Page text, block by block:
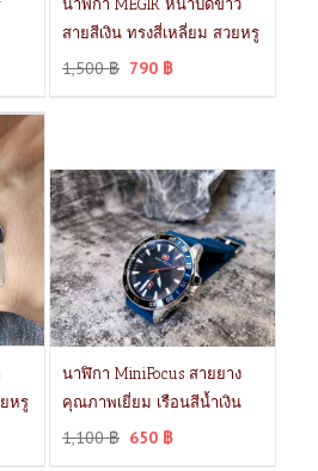
นาฬิกา MEGIR หน้าปัดขาว
สายสีเงิน ทรงสี่เหลี่ยม สวยหรู
1,500฿ 790 ฿
หรู
นาฬิกา MiniFocus สายยาง
คุณภาพเยี่ยม เรือนสีน้ำเงิน
1,100฿ 650 ฿